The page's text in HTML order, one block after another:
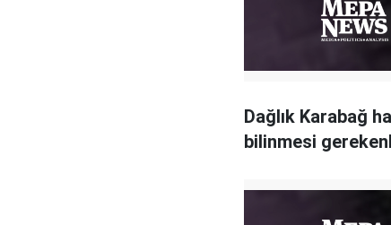
Dağlık Karabağ
bilinmesi